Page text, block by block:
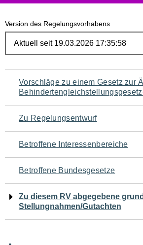
Version des Regelungsvorhabens
Navigation
für
den
Seiteninhalt
Vorschläge zu einem Gesetz zur
Zu Regelungsentwurf
Betroffene Interessenbereiche
Betroffene Bundesgesetze
Zu diesem RV abgegebene
Stellungnahmen/Gutachten